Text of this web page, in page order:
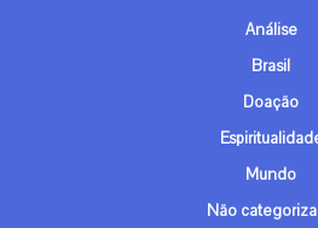
Análise
Brasil
Doação
Mundo
Não